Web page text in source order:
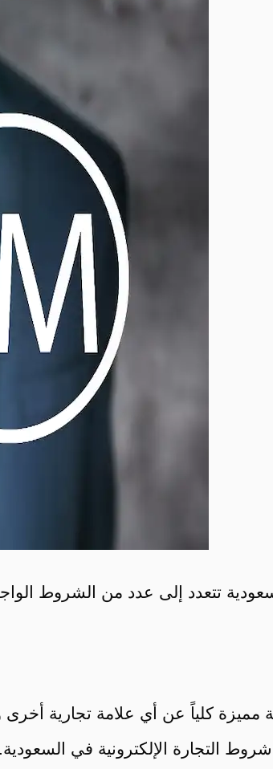
تتعدد إلى عدد من الشروط
مميزة كلياً عن أي علامة تجارية
شروط التجارة الإلكترونية في السعودية.